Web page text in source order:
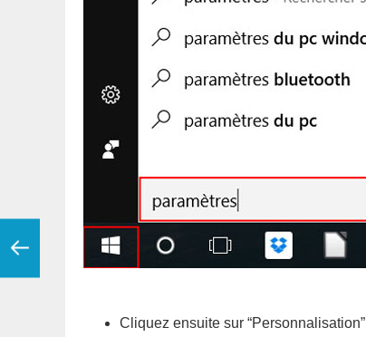
Cliquez ensuite sur “Personnalisation”